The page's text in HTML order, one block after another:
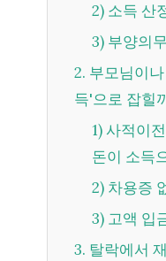
2) 소득
3) 부양의
2. 부모님이나 지인이 보내준 돈, 왜 '소
득'으로 잡힐
1) 사적이전소득, 즉 개인적으로 오간
돈이 소득
2) 차용
3) 고액
3. 탈락에서 재심으로! 결과가 뒤집히는